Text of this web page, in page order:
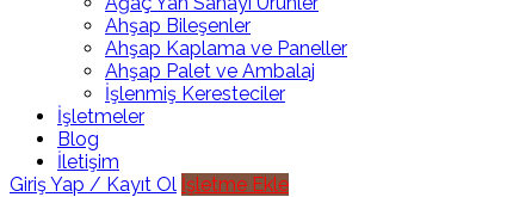
Ahşap Bileşenler
Ahşap Kaplama ve Paneller
Ahşap Palet ve Ambalaj
İşlenmiş Keresteciler
İşletmeler
Blog
İletişim
Giriş Yap / Kayıt Ol İşletme Ekle